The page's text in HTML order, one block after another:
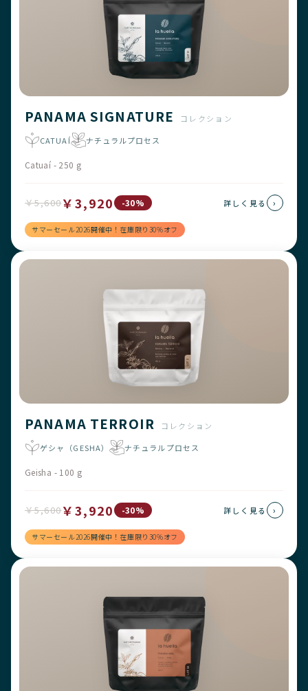
PANAMA SIGNATURE
コレクション
CATUAÍ
ナチュラルプロセス
Catuaí - 250 g
￥5,600￥3,920 -30%
サマーセール2026開催中！在庫限り30%オフ
詳しく見る ›
PANAMA TERROIR
コレクション
ゲシャ（GESHA）
ナチュラルプロセス
Geisha - 100 g
￥5,600￥3,920 -30%
サマーセール2026開催中！在庫限り30%オフ
詳しく見る ›